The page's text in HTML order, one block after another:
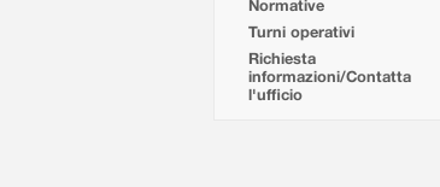
Normative
Turni operativi
Richiesta
informazioni/Contatta
l'ufficio